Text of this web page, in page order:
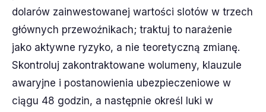
dolarów zainwestowanej wartości slotów w trzech
głównych przewoźnikach; traktuj to narażenie
jako aktywne ryzyko, a nie teoretyczną zmianę.
Skontroluj zakontraktowane wolumeny, klauzule
awaryjne i postanowienia ubezpieczeniowe w
ciągu 48 godzin, a następnie określ luki w